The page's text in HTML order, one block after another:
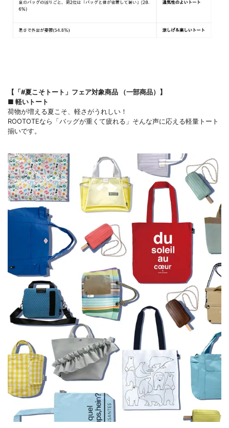
【「#夏こそトート」フェア対象商品 （一部商品）】
■ 軽いトート
荷物が増える夏こそ、軽さがうれしい！
ROOTOTEなら「バッグが重くて疲れる」そんな声に応える軽量トート
揃いです。